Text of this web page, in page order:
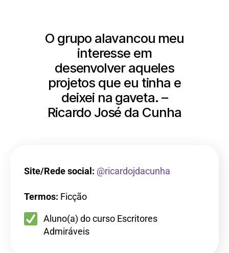
O grupo alavancou meu
interesse em
desenvolver aqueles
projetos que eu tinha e
deixei na gaveta. –
Ricardo José da Cunha
Site/Rede social: @ricardojdacunha
Termos: Ficção
Aluno(a) do curso Escritores
Admiráveis